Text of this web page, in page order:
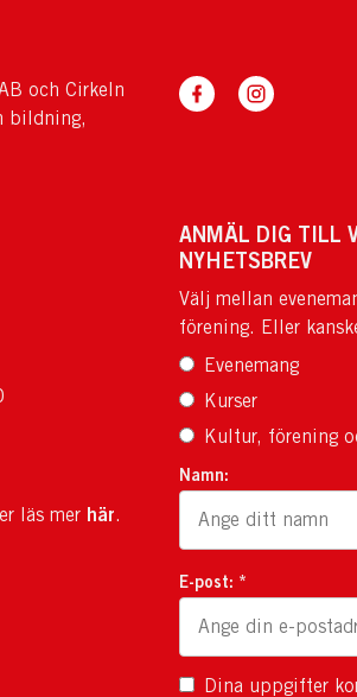
och Cirkeln
bildning,
läs mer här.
ANMÄL DIG TILL
NYHETSBREV
Välj mellan
förening. Eller
Evenemang
Kurser
Kultur, förening
Namn:
E-post: *
Dina uppgifter